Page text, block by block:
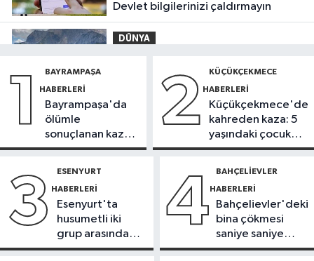
Devlet bilgilerinizi çaldırmayın
DÜNYA
Oğlu Hunter Biden’dan açıklama
Sağlık
ama sınırsız değil
Turizmde hareketlilik başladı
1 BAYRAMPAŞA
HABERLERI
Bayrampaşa'da
ölümle
sonuçlanan kaza:
Sürücü
2 KÜÇÜKÇEKMECE
HABERLERI
Küçükçekmece'de
kahreden kaza: 5
yaşındaki çocuk
yoğun bakımda
3 ESENYURT
HABERLERI
Esenyurt'ta
husumetli iki
grup arasında
silahlı kavga
4 BAHÇELIEVLER
HABERLERI
Bahçelievler'deki
bina çökmesi
saniye saniye
görüntülendi